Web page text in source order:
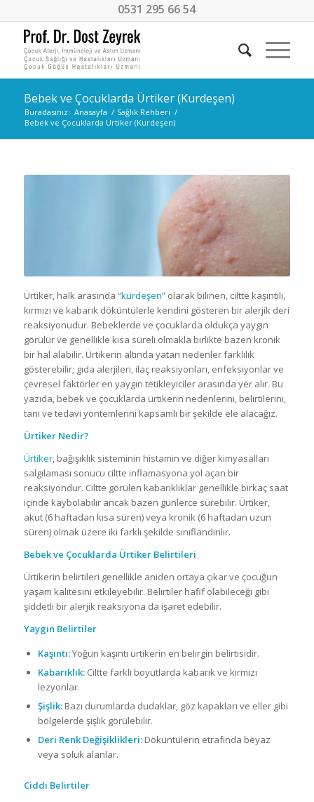
0531 295 66 54
Bebek ve Çocuklarda Ürtiker (Kurdeşen)
Buradasınız: Anasayfa / Sağlık Rehberi /
Bebek ve Çocuklarda Ürtiker (Kurdeşen)
Ürtiker, halk arasında “kurdeşen” olarak bilinen, ciltte kaşıntılı,
kırmızı ve kabarık döküntülerle kendini gösteren bir alerjik deri
reaksiyonudur. Bebeklerde ve çocuklarda oldukça yaygın
görülür ve genellikle kısa süreli olmakla birlikte bazen kronik
bir hal alabilir. Ürtikerin altında yatan nedenler farklılık
gösterebilir; gıda alerjileri, ilaç reaksiyonları, enfeksiyonlar ve
çevresel faktörler en yaygın tetikleyiciler arasında yer alır. Bu
yazıda, bebek ve çocuklarda ürtikerin nedenlerini, belirtilerini,
tanı ve tedavi yöntemlerini kapsamlı bir şekilde ele alacağız.
Ürtiker Nedir?
Ürtiker, bağışıklık sisteminin histamin ve diğer kimyasalları
salgılaması sonucu ciltte inflamasyona yol açan bir
reaksiyondur. Ciltte görülen kabarıklıklar genellikle birkaç saat
içinde kaybolabilir ancak bazen günlerce sürebilir. Ürtiker,
akut (6 haftadan kısa süren) veya kronik (6 haftadan uzun
süren) olmak üzere iki farklı şekilde sınıflandırılır.
Bebek ve Çocuklarda Ürtiker Belirtileri
Ürtikerin belirtileri genellikle aniden ortaya çıkar ve çocuğun
yaşam kalitesini etkileyebilir. Belirtiler hafif olabileceği gibi
şiddetli bir alerjik reaksiyona da işaret edebilir.
Yaygın Belirtiler
Kaşıntı:Yoğun kaşıntı ürtikerin en belirgin belirtisidir.
Kabarıklık:Ciltte farklı boyutlarda kabarık ve kırmızı
lezyonlar.
Şişlik:Bazı durumlarda dudaklar, göz kapakları ve eller gibi
bölgelerde şişlik görülebilir.
Deri Renk Değişiklikleri:Döküntülerin etrafında beyaz
veya soluk alanlar.
Ciddi Belirtiler